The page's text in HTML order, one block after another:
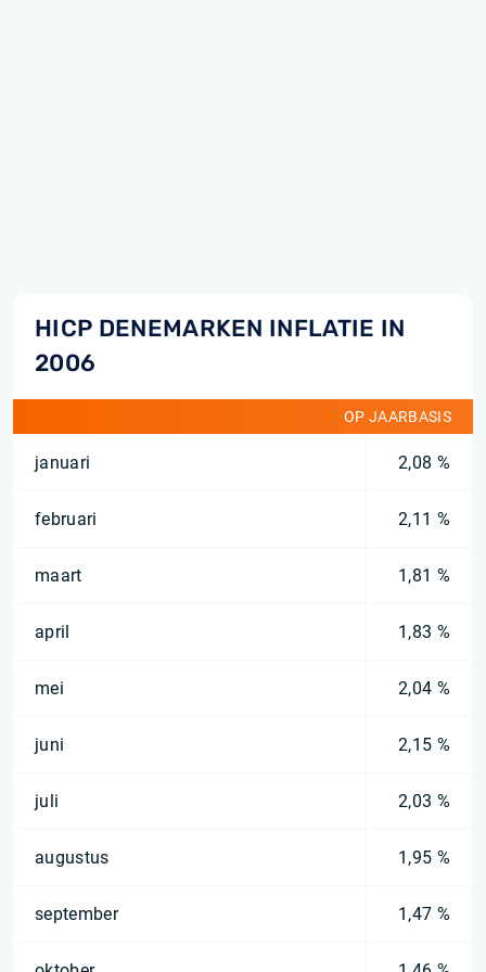
HICP DENEMARKEN INFLATIE IN
2006
OP JAARBASIS
januari 2,08 %
februari 2,11 %
maart 1,81 %
april 1,83 %
mei 2,04 %
juni 2,15 %
juli 2,03 %
augustus 1,95 %
september 1,47 %